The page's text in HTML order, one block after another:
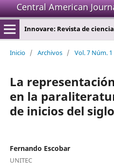
Central American
Innovare: Revista de
Inicio / Archivos / Vol. 7 Núm.
La
en la
de inicios del
Fernando Escobar
UNITEC